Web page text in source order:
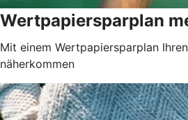
Wertpapiersparplan
Mit einem Wertpapiersparplan
näherkommen